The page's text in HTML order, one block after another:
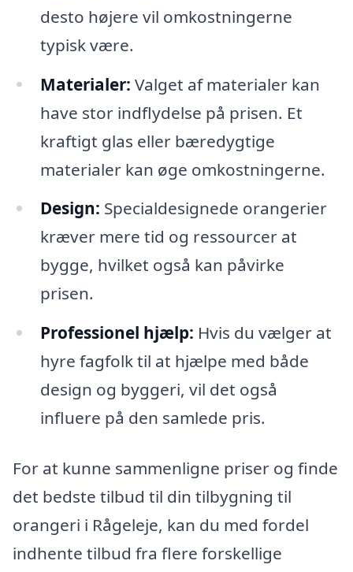
desto højere vil omkostningerne
typisk være.
Materialer: Valget af materialer kan
have stor indflydelse på prisen. Et
kraftigt glas eller bæredygtige
materialer kan øge omkostningerne.
Design: Specialdesignede orangerier
kræver mere tid og ressourcer at
bygge, hvilket også kan påvirke
prisen.
Professionel hjælp: Hvis du vælger at
hyre fagfolk til at hjælpe med både
design og byggeri, vil det også
influere på den samlede pris.
For at kunne sammenligne priser og finde
det bedste tilbud til din tilbygning til
orangeri i Rågeleje, kan du med fordel
indhente tilbud fra flere forskellige